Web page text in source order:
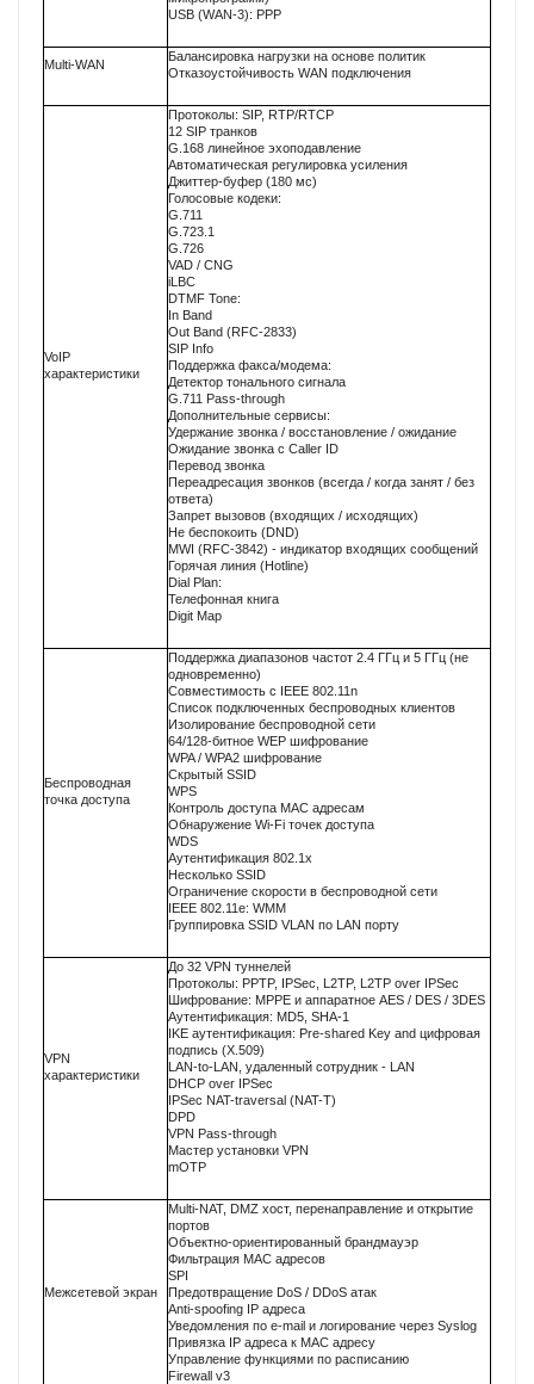
USB (WAN-3): PPP
Multi-WAN
Балансировка нагрузки на основе политик
Отказоустойчивость WAN подключения
VoIP
характеристики
Протоколы: SIP, RTP/RTCP
12 SIP транков
G.168 линейное эхоподавление
Автоматическая регулировка усиления
Джиттер-буфер (180 мс)
Голосовые кодеки:
G.711
G.723.1
G.726
VAD / CNG
iLBC
DTMF Tone:
In Band
Out Band (RFC-2833)
SIP Info
Поддержка факса/модема:
Детектор тонального сигнала
G.711 Pass-through
Дополнительные сервисы:
Удержание звонка / восстановление / ожидание
Ожидание звонка с Caller ID
Перевод звонка
Переадресация звонков (всегда / когда занят / без
ответа)
Запрет вызовов (входящих / исходящих)
Не беспокоить (DND)
MWI (RFC-3842) - индикатор входящих сообщений
Горячая линия (Hotline)
Dial Plan:
Телефонная книга
Digit Map
Беспроводная
точка доступа
Поддержка диапазонов частот 2.4 ГГц и 5 ГГц (не
одновременно)
Совместимость с IEEE 802.11n
Список подключенных беспроводных клиентов
Изолирование беспроводной сети
64/128-битное WEP шифрование
WPA / WPA2 шифрование
Скрытый SSID
WPS
Контроль доступа MAC адресам
Обнаружение Wi-Fi точек доступа
WDS
Аутентификация 802.1x
Несколько SSID
Ограничение скорости в беспроводной сети
IEEE 802.11e: WMM
Группировка SSID VLAN по LAN порту
VPN
характеристики
До 32 VPN туннелей
Протоколы: PPTP, IPSec, L2TP, L2TP over IPSec
Шифрование: MPPE и аппаратное AES / DES / 3DES
Аутентификация: MD5, SHA-1
IKE аутентификация: Pre-shared Key and цифровая
подпись (X.509)
LAN-to-LAN, удаленный сотрудник - LAN
DHCP over IPSec
IPSec NAT-traversal (NAT-T)
DPD
VPN Pass-through
Мастер установки VPN
mOTP
Межсетевой экран
Multi-NAT, DMZ хост, перенаправление и открытие
портов
Объектно-ориентированный брандмауэр
Фильтрация MAC адресов
SPI
Предотвращение DoS / DDoS атак
Anti-spoofing IP адреса
Уведомления по e-mail и логирование через Syslog
Привязка IP адреса к MAC адресу
Управление функциями по расписанию
Firewall v3